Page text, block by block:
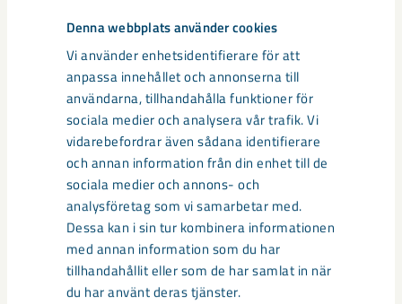
Denna webbplats använder cookies
Vi använder enhetsidentifierare för att
anpassa innehållet och annonserna till
användarna, tillhandahålla funktioner för
sociala medier och analysera vår trafik. Vi
vidarebefordrar även sådana identifierare
och annan information från din enhet till de
sociala medier och annons- och
analysföretag som vi samarbetar med.
Dessa kan i sin tur kombinera informationen
med annan information som du har
tillhandahållit eller som de har samlat in när
du har använt deras tjänster.
intensifierat arbetet med att sätta säkerheten först, och
uppmanar alla chefer och medarbetare att ta del av
relaterade utbildningar och material, samt att löpande
identifiera och lyfta risker i verksamheten oavsett var de
uppstår, sägerMagnus Backe, områdeschef för LKAB i